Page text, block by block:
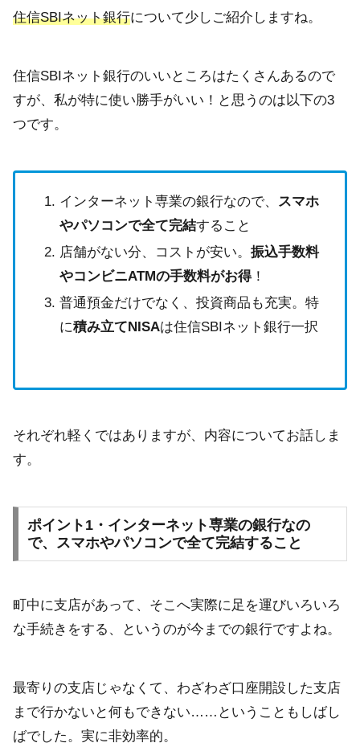
住信SBIネット銀行について少しご紹介しますね。
住信SBIネット銀行のいいところはたくさんあるので
すが、私が特に使い勝手がいい！と思うのは以下の3
つです。
インターネット専業の銀行なので、
スマホ
やパソコンで全て完結すること
店舗がない分、コストが安い。 振込手数料
やコンビニATMの手数料がお得！
普通預金だけでなく、投資商品も充実。特
に積み立てNISAは住信SBIネット銀行一択
それぞれ軽くではありますが、内容についてお話しま
す。
ポイント1・インターネット専業の銀行なの
で、スマホやパソコンで全て完結すること
町中に支店があって、そこへ実際に足を運びいろいろ
な手続きをする、というのが今までの銀行ですよね。
最寄りの支店じゃなくて、わざわざ口座開設した支店
まで行かないと何もできない……ということもしばし
ばでした。実に非効率的。